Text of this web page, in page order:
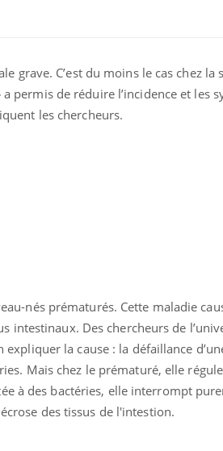
C’est du moins le cas chez la
a permis de réduire l’incidence et les
les chercheurs.
nés prématurés. Cette maladie
intestinaux. Des chercheurs de
la cause : la défaillance
Mais chez le prématuré, elle
à des bactéries, elle interrompt
des tissus de l'intestion.